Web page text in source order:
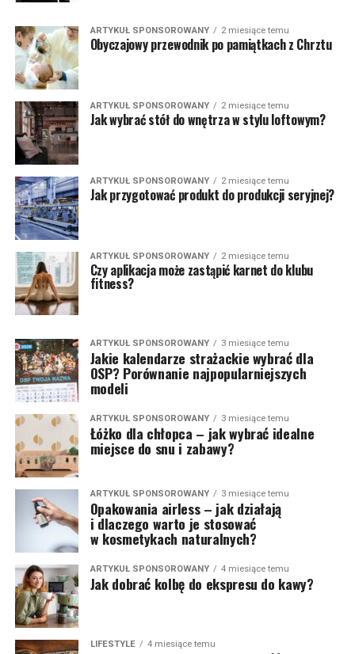
ARTYKUŁ SPONSOROWANY 2 miesiące temu
Obyczajowy przewodnik po pamiątkach z Chrztu
ARTYKUŁ SPONSOROWANY 2 miesiące temu
Jak wybrać stół do wnętrza w stylu loftowym?
ARTYKUŁ SPONSOROWANY 2 miesiące temu
Jak przygotować produkt do produkcji seryjnej?
ARTYKUŁ SPONSOROWANY 2 miesiące temu
Czy aplikacja może zastąpić karnet do klubu
fitness?
ARTYKUŁ SPONSOROWANY 3 miesiące temu
Jakie kalendarze strażackie wybrać dla
OSP? Porównanie najpopularniejszych
modeli
ARTYKUŁ SPONSOROWANY 3 miesiące temu
Łóżko dla chłopca – jak wybrać idealne
miejsce do snu i zabawy?
ARTYKUŁ SPONSOROWANY 3 miesiące temu
Opakowania airless – jak działają
i dlaczego warto je stosować
w kosmetykach naturalnych?
ARTYKUŁ SPONSOROWANY 4 miesiące temu
Jak dobrać kolbę do ekspresu do kawy?
LIFESTYLE 4 miesiące temu